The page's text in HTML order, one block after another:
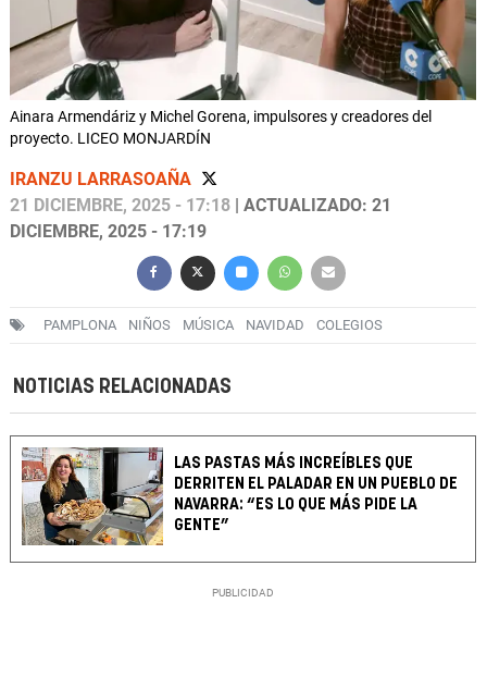
Ainara Armendáriz y Michel Gorena, impulsores y creadores del
proyecto. LICEO MONJARDÍN
IRANZU LARRASOAÑA
21 DICIEMBRE, 2025 - 17:18 | ACTUALIZADO: 21
DICIEMBRE, 2025 - 17:19
PAMPLONA NIÑOS MÚSICA NAVIDAD COLEGIOS
NOTICIAS RELACIONADAS
LAS PASTAS MÁS INCREÍBLES QUE
DERRITEN EL PALADAR EN UN PUEBLO DE
NAVARRA: “ES LO QUE MÁS PIDE LA
GENTE”